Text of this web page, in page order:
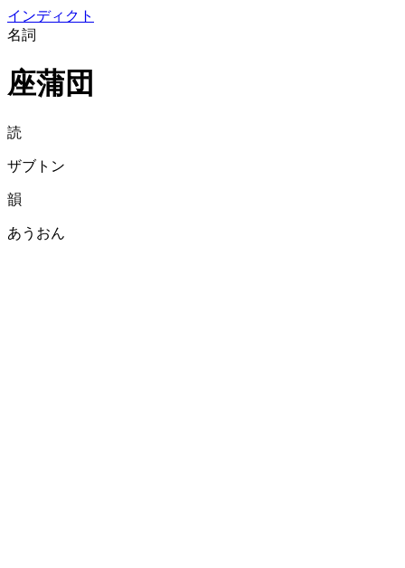
インディクト
名詞
座蒲団
読
ザブトン
韻
あうおん